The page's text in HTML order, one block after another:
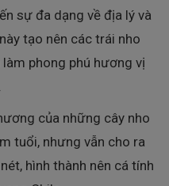
sự đa dạng về địa lý và
tạo nên các trái nho
phong phú hương vị
của những cây nho
tuổi, nhưng vẫn cho ra
hình thành nên cá tính